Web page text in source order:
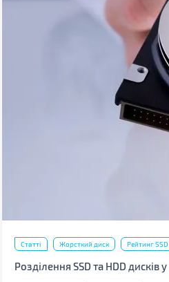
Статті Жорсткий диск Рейтинг SSD
Розділення SSD та HDD дисків